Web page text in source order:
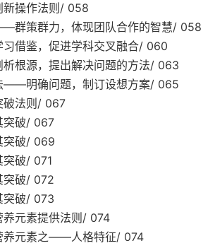
新操作法则/ 058
群策群力，体现团队合作的智慧/ 058
借鉴，促进学科交叉融合/ 060
根源，提出解决问题的方法/ 063
——明确问题，制订设想方案/ 065
破法则/ 067
突破/ 067
突破/ 069
突破/ 071
突破/ 072
突破/ 073
养元素提供法则/ 074
养元素之——人格特征/ 074